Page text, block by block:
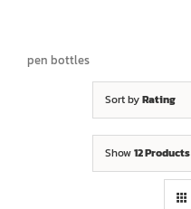
pen bottles
Sort byRating
Show12 Products